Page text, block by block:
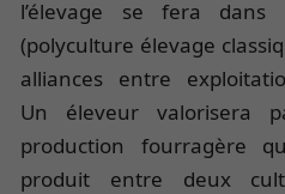
l’élevage se fera dans
(polyculture élevage
alliances entre
Un éleveur valorisera
production fourragère
produit entre deux